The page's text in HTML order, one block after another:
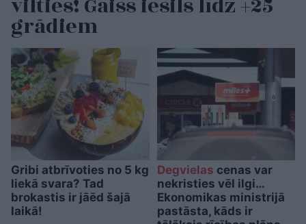
vilties! Gaiss iesils līdz +25
grādiem
Gribi atbrīvoties no 5 kg
liekā svara? Tad
brokastis ir jāēd šajā
laikā!
Degvielas cenas var
nekristies vēl ilgi…
Ekonomikas ministrijā
pastāsta, kāds ir